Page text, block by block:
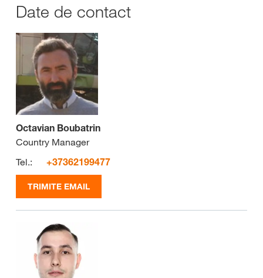
Date de contact
Octavian Boubatrin
Country Manager
Tel.:
+37362199477
TRIMITE EMAIL